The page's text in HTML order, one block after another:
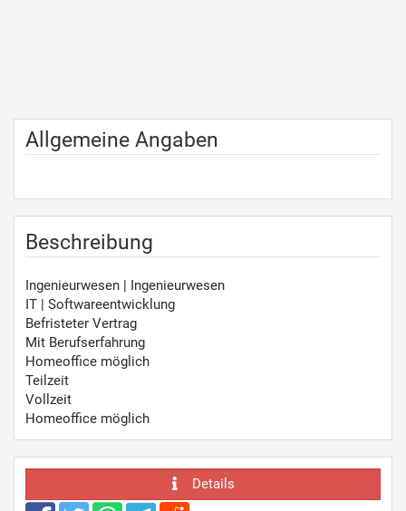
Allgemeine Angaben
Beschreibung
Ingenieurwesen | Ingenieurwesen
IT | Softwareentwicklung
Befristeter Vertrag
Mit Berufserfahrung
Homeoffice möglich
Teilzeit
Vollzeit
Homeoffice möglich
Details